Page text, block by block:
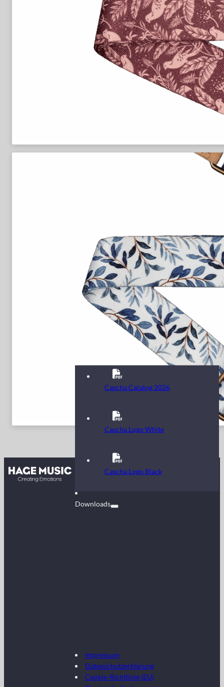
Kontakt
Downloads
Cascha Catalog 2026
Cascha Logo White
Cascha Logo Black
Impressum
Datenschutzerklärung
Cookie-Richtlinie (EU)